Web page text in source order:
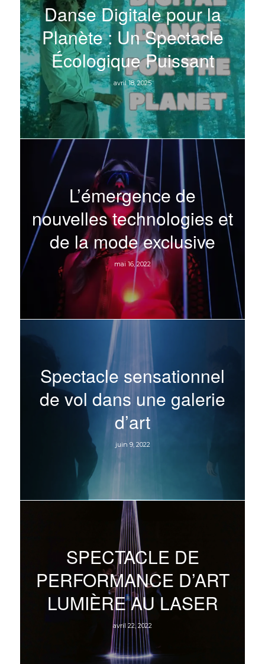
Danse Digitale pour la
Planète : Un Spectacle
Écologique Puissant
avril 18, 2025
L’émergence de
nouvelles technologies et
de la mode exclusive
mai 16, 2022
Spectacle sensationnel
de vol dans une galerie
d’art
juin 9, 2022
SPECTACLE DE
PERFORMANCE D’ART
LUMIÈRE AU LASER
avril 22, 2022